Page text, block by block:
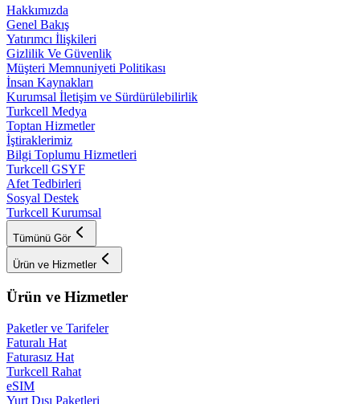
Hakkımızda
Genel Bakış
Yatırımcı İlişkileri
Gizlilik Ve Güvenlik
Müşteri Memnuniyeti Politikası
İnsan Kaynakları
Kurumsal İletişim ve Sürdürülebilirlik
Turkcell Medya
Toptan Hizmetler
İştiraklerimiz
Bilgi Toplumu Hizmetleri
Turkcell GSYF
Afet Tedbirleri
Sosyal Destek
Turkcell Kurumsal
Tümünü Gör
Ürün ve Hizmetler
Ürün ve Hizmetler
Paketler ve Tarifeler
Faturalı Hat
Faturasız Hat
Turkcell Rahat
eSIM
Yurt Dışı Paketleri